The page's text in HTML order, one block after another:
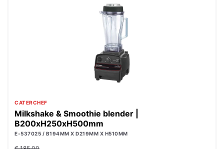
CATERCHEF
Milkshake & Smoothie blender |
B200xH250xH500mm
E-537025 / B194MM X D219MM X H510MM